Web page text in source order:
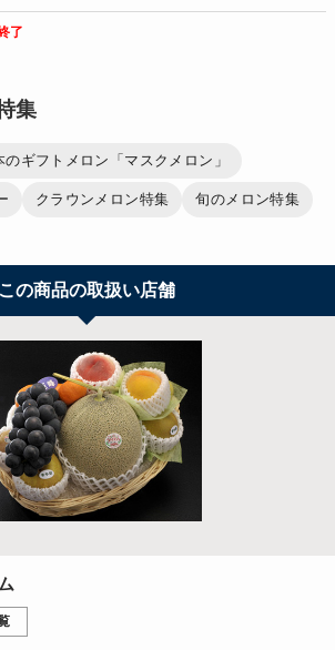
了
集
のギフトメロン「マスクメロン」
クラウンメロン特集 旬のメロン特集
この商品の取扱い店舗